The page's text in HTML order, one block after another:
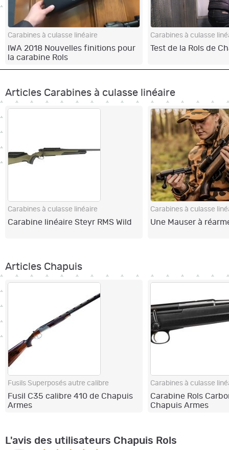
Carabines à culasse linéaire
IWA 2018 Nouvelles finitions pour
la carabine Rols
Carabines à culasse
Test de la Rols de
Articles Carabines à culasse linéaire
Carabines à culasse linéaire
Carabine linéaire Steyr RMS Wild
Carabines à culasse
Une Mauser à
Articles Chapuis
Fusils Superposés autre calibre
Fusil C35 calibre 410 de Chapuis
Armes
Carabines à culasse
Carabine Rols
Chapuis Armes
L'avis des utilisateurs Chapuis Rols